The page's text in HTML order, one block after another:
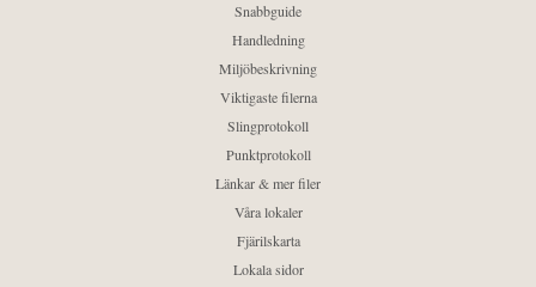
Snabbguide
Handledning
Miljöbeskrivning
Viktigaste filerna
Slingprotokoll
Punktprotokoll
Länkar & mer filer
Våra lokaler
Fjärilskarta
Lokala sidor